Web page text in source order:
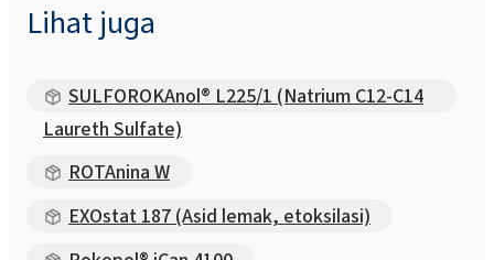
Lihat juga
SULFOROKAnol® L225/1 (Natrium C12-C14
Laureth Sulfate)
ROTAnina W
EXOstat 187 (Asid lemak, etoksilasi)